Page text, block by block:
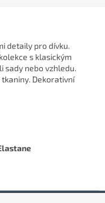
detaily pro dívku.
s klasickým
sady nebo vzhledu.
Dekorativní